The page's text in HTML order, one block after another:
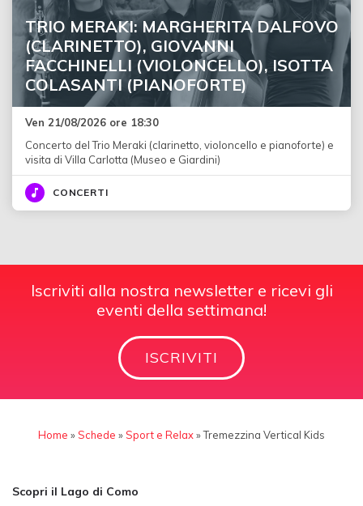
TRIO MERAKI: MARGHERITA DALFOVO
(CLARINETTO), GIOVANNI
FACCHINELLI (VIOLONCELLO), ISOTTA
COLASANTI (PIANOFORTE)
Ven 21/08/2026 ore 18:30
Concerto del Trio Meraki (clarinetto, violoncello e pianoforte) e
visita di Villa Carlotta (Museo e Giardini)
CONCERTI
Iscriviti alla nostra newsletter e ricevi gli
eventi della settimana!
ISCRIVITI
Home »Schede »Sport e Relax»Tremezzina Vertical Kids
Scopri il Lago di Como